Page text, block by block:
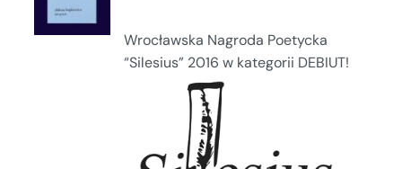
Wrocławska Nagroda Poetycka
“Silesius” 2016 w kategorii DEBIUT!